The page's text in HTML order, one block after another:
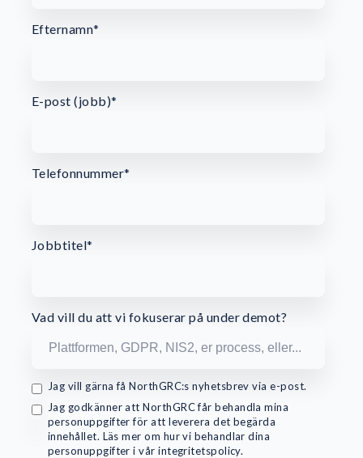
Efternamn*
E-post (jobb)*
Telefonnummer*
Jobbtitel*
Vad vill du att vi fokuserar på under demot?
Jag vill gärna få NorthGRC:s nyhetsbrev via e-post.
Jag godkänner att NorthGRC får behandla mina
personuppgifter för att leverera det begärda
innehållet. Läs mer om hur vi behandlar dina
personuppgifter i vår integritetspolicy.